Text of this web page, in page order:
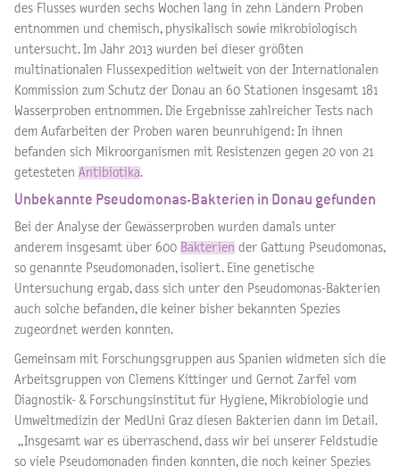
des Flusses wurden sechs Wochen lang in zehn Ländern Proben
entnommen und chemisch, physikalisch sowie mikrobiologisch
untersucht. Im Jahr 2013 wurden bei dieser größten
multinationalen Flussexpedition weltweit von der Internationalen
Kommission zum Schutz der Donau an 60 Stationen insgesamt 181
Wasserproben entnommen. Die Ergebnisse zahlreicher Tests nach
dem Aufarbeiten der Proben waren beunruhigend: In ihnen
befanden sich Mikroorganismen mit Resistenzen gegen 20 von 21
getesteten Antibiotika.
Unbekannte Pseudomonas-Bakterien in Donau gefunden
Bei der Analyse der Gewässerproben wurden damals unter
anderem insgesamt über 600 Bakterien der Gattung Pseudomonas,
so genannte Pseudomonaden, isoliert. Eine genetische
Untersuchung ergab, dass sich unter den Pseudomonas-Bakterien
auch solche befanden, die keiner bisher bekannten Spezies
zugeordnet werden konnten.
Gemeinsam mit Forschungsgruppen aus Spanien widmeten sich die
Arbeitsgruppen von Clemens Kittinger und Gernot Zarfel vom
Diagnostik- & Forschungsinstitut für Hygiene, Mikrobiologie und
Umweltmedizin der MedUni Graz diesen Bakterien dann im Detail.
„Insgesamt war es überraschend, dass wir bei unserer Feldstudie
so viele Pseudomonaden finden konnten, die noch keiner Spezies